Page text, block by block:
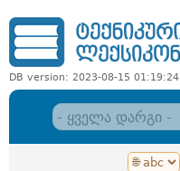
DB version: 2023-08-15 01:19:24